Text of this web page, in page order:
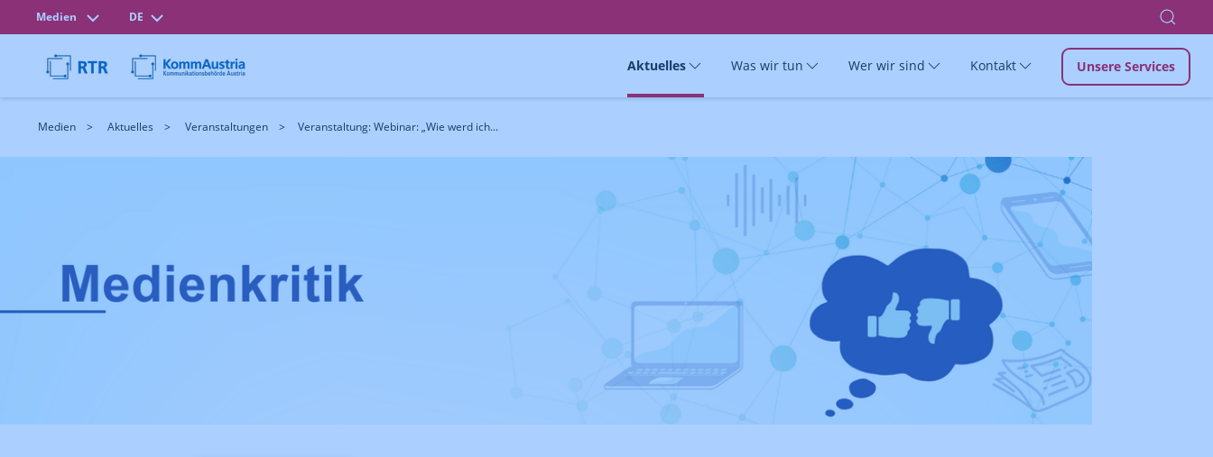
Medien DE
Aktuelles Was wir tun Wer wir sind Kontakt Unsere Services
Medien Aktuelles Veranstaltungen Veranstaltung: Webinar: „Wie werd ich...